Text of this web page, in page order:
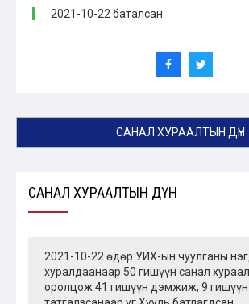
2021-10-22 баталсан
САНАЛ ХУРААЛТЫН ДҮН
САНАЛ ХУРААЛТЫН ДҮН
2021-10-22 өдөр УИХ-ын чуулганы
хуралдаанаар 50 гишүүн санал
оролцож 41 гишүүн дэмжиж, 9 гишүүн